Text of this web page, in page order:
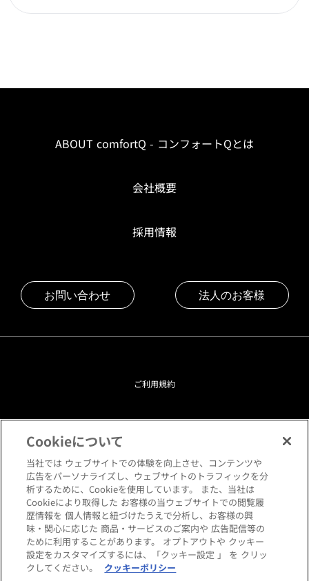
ABOUT comfortQ - コンフォートQとは
会社概要
採用情報
お問い合わせ 法人のお客様
Copyright © HANKYU HOME STYLING Co.,LTD All rights reserved.
ご利用規約
プライバシーポリシー
クッキーポリシー
閲覧環境について
サイトマップ
Cookieについて
当社では ウェブサイトでの体験を向上させ、コンテンツや
広告をパーソナライズし、ウェブサイトのトラフィックを分
析するために、Cookieを使用しています。 また、当社は
Cookieにより取得した お客様の当ウェブサイトでの閲覧履
歴情報を 個人情報と紐づけたうえで分析し、お客様の興
味・関心に応じた 商品・サービスのご案内や 広告配信等の
ために利用することがあります。 オプトアウトや クッキー
設定をカスタマイズするには、「クッキー設定 」 を クリッ
クしてください。
クッキーポリシー